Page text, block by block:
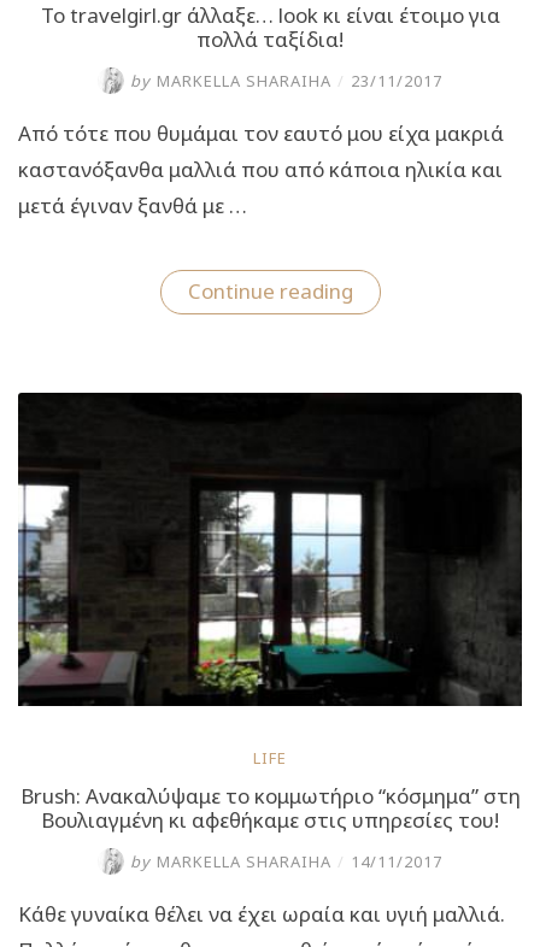
To travelgirl.gr άλλαξε… look κι είναι έτοιμο για
πολλά ταξίδια!
by MARKELLA SHARAIHA / 23/11/2017
Από τότε που θυμάμαι τον εαυτό μου είχα μακριά
καστανόξανθα μαλλιά που από κάποια ηλικία και
μετά έγιναν ξανθά με …
Continue reading“To
travelgirl.gr
είναι
ταξίδια!”
LIFE
Brush: Ανακαλύψαμε το κομμωτήριο “κόσμημα” στη
Βουλιαγμένη κι αφεθήκαμε στις υπηρεσίες του!
by MARKELLA SHARAIHA / 14/11/2017
Κάθε γυναίκα θέλει να έχει ωραία και υγιή μαλλιά.